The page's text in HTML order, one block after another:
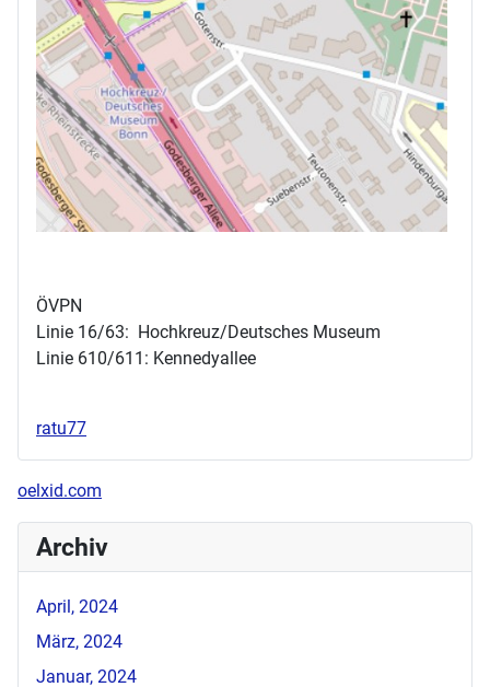
ÖVPN
Linie 16/63: Hochkreuz/Deutsches Museum
Linie 610/611: Kennedyallee
ratu77
oelxid.com
Archiv
April, 2024
März, 2024
Januar, 2024